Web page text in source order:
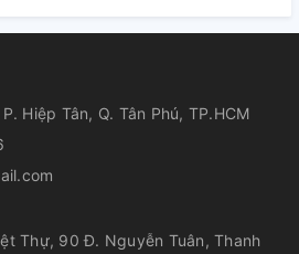
Hiệp Tân, Q. Tân Phú, TP.HCM
Thự, 90 Đ. Nguyễn Tuân, Thanh